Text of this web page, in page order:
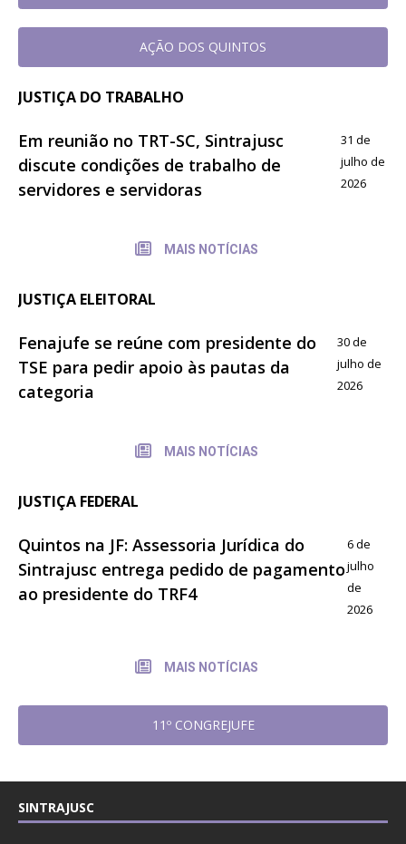
AÇÃO DOS QUINTOS
JUSTIÇA DO TRABALHO
Em reunião no TRT-SC, Sintrajusc
discute condições de trabalho de
servidores e servidoras
31 de
julho de
2026
MAIS NOTÍCIAS
JUSTIÇA ELEITORAL
Fenajufe se reúne com presidente do
TSE para pedir apoio às pautas da
categoria
30 de
julho de
2026
MAIS NOTÍCIAS
JUSTIÇA FEDERAL
Quintos na JF: Assessoria Jurídica do
Sintrajusc entrega pedido de pagamento
ao presidente do TRF4
6 de
julho
de
2026
MAIS NOTÍCIAS
11º CONGREJUFE
SINTRAJUSC